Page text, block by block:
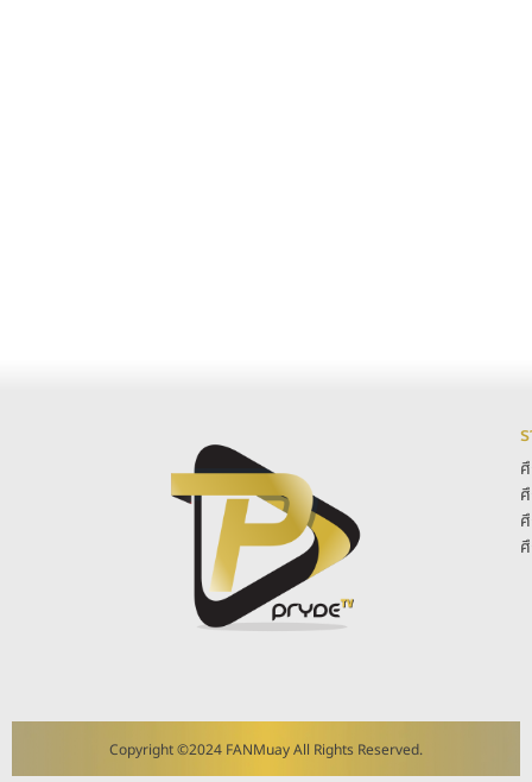
Copyright ©2024 FANMuay All Rights Reserved.